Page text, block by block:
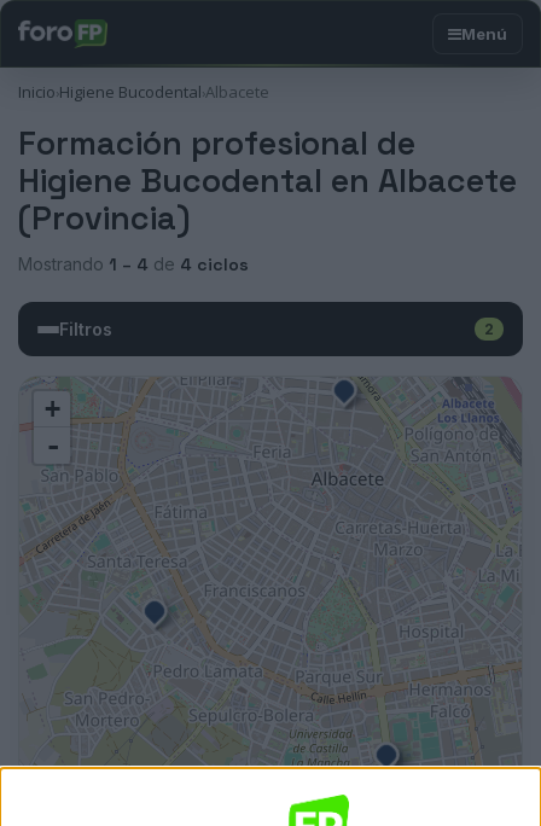
Inicio›Higiene Bucodental›Albacete
Formación profesional de
Higiene Bucodental en Albacete
(Provincia)
Mostrando 1 – 4 de 4 ciclos
Filtros 2
+
-